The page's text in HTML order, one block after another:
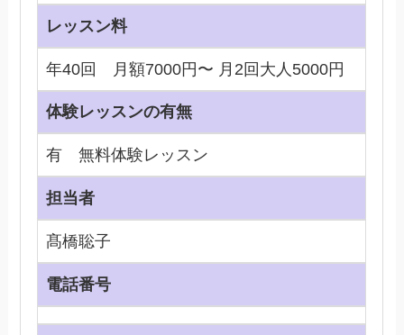
レッスン料
年40回 月額7000円〜 月2回大人5000円
体験レッスンの有無
有 無料体験レッスン
担当者
髙橋聡子
電話番号